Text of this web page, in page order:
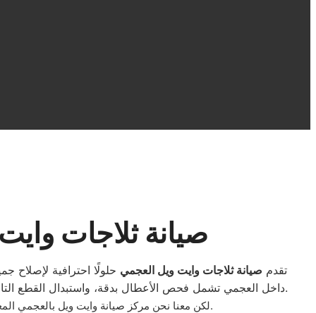
صيانة ثلاجات
تقدم صيانة ثلاجات وايت ويل العجمي حلولًا احترافية لإصلاح
داخل العجمي تشمل فحص الأعطال بدقة، واستبدال القطع التالفة بأخرى أصلية، وضمان جودة التبريد واستقرار الأداء. كما نوفر دعمًا فنيًا متواصلًا لضمان عمل الثلاجة بكفاءة تامة على المدى الطويل.
لكن معنا نحن مركز صيانة وايت ويل بالعجمي.